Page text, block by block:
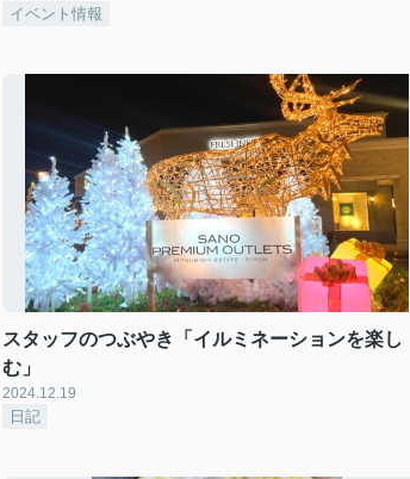
イベント情報
スタッフのつぶやき「イルミネーションを楽し
む」
2024.12.19
日記